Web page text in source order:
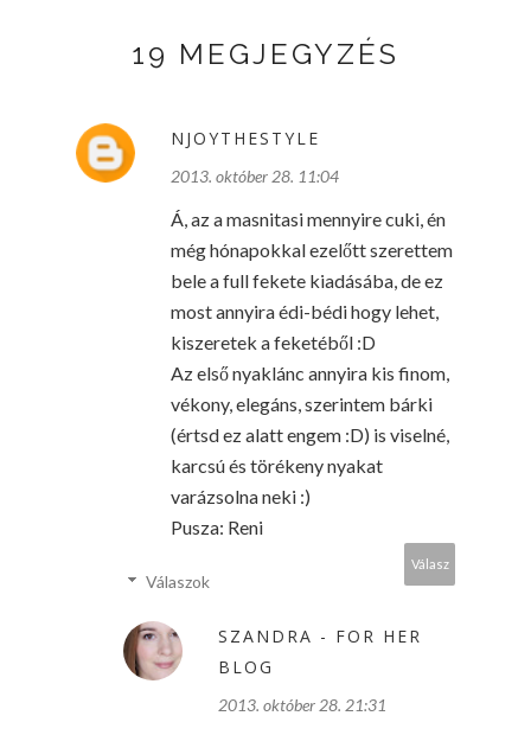
19 MEGJEGYZÉS
NJOYTHESTYLE
2013. október 28. 11:04
Á, az a masnitasi mennyire cuki, én
még hónapokkal ezelőtt szerettem
bele a full fekete kiadásába, de ez
most annyira édi-bédi hogy lehet,
kiszeretek a feketéből :D
Az első nyaklánc annyira kis finom,
vékony, elegáns, szerintem bárki
(értsd ez alatt engem :D) is viselné,
karcsú és törékeny nyakat
varázsolna neki :)
Pusza: Reni
Válasz
Válaszok
SZANDRA - FOR HER
BLOG
2013. október 28. 21:31